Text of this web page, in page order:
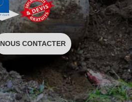
NOUS CONTACTER